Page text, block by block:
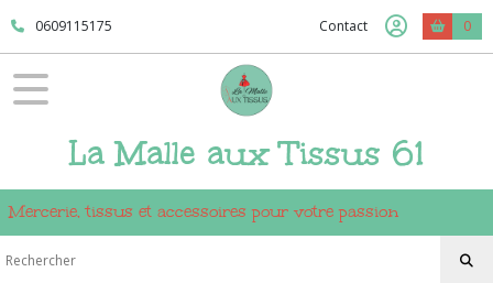
0609115175 Contact 0
La Malle aux Tissus 61
Mercerie, tissus et accessoires pour votre passion